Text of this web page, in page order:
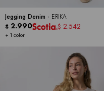
Jegging Denim - ERIKA
+ 1 color
$ 2.990 $ 2.542